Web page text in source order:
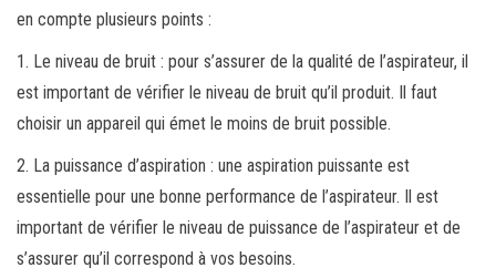
en compte plusieurs points :
1. Le niveau de bruit : pour s’assurer de la qualité de l’aspirateur, il
est important de vérifier le niveau de bruit qu’il produit. Il faut
choisir un appareil qui émet le moins de bruit possible.
2. La puissance d’aspiration : une aspiration puissante est
essentielle pour une bonne performance de l’aspirateur. Il est
important de vérifier le niveau de puissance de l’aspirateur et de
s’assurer qu’il correspond à vos besoins.